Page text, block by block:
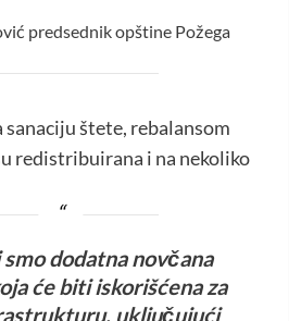
predsednik opštine Požega
sanaciju štete, rebalansom
redistribuirana i na nekoliko
smo dodatna novčana
će biti iskorišćena za
uključujući